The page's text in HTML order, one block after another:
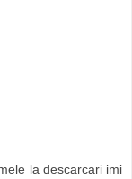
la descarcari imi